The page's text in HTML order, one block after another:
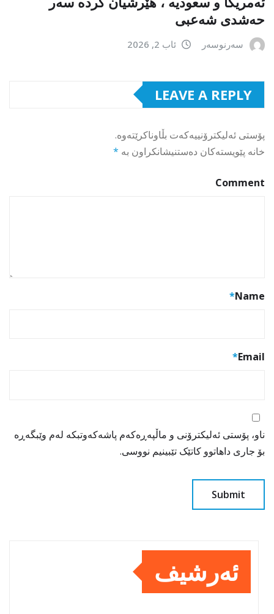
حەشدی شەعبی
سەرنوسەر ئاب 2, 2026
LEAVE A REPLY
پۆستی ئەلیکترۆنییەکەت بڵاوناکرێتەوە.
خانە پێویستەکان دەستنیشانکراون بە *
Comment
Name
*
Email
*
ناو، پۆستی ئەلیکترۆنی و ماڵپەڕەکەم پاشەکەوتبکە لەم وێبگەڕە
بۆ جاری داهاتوو کاتێک تێبینیم نووسی.
ئەرشیف